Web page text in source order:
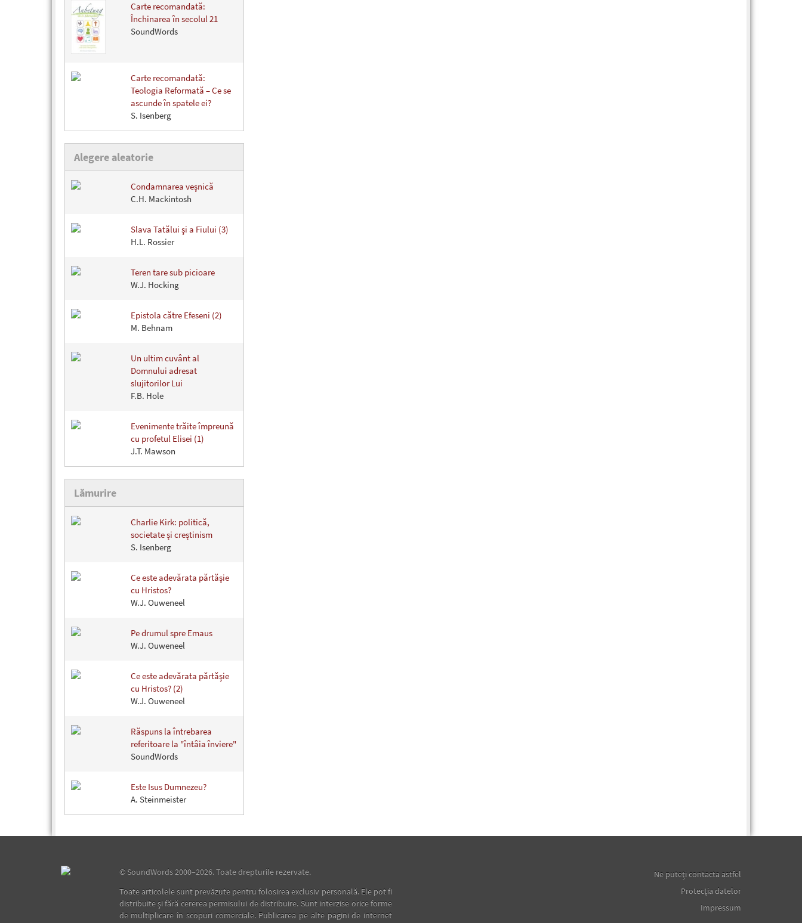
Carte recomandată:
Închinarea în secolul 21
SoundWords
Carte recomandată:
Teologia Reformată – Ce se
ascunde în spatele ei?
S. Isenberg
Alegere aleatorie
Condamnarea veşnică
C.H. Mackintosh
Slava Tatălui şi a Fiului (3)
H.L. Rossier
Teren tare sub picioare
W.J. Hocking
Epistola către Efeseni (2)
M. Behnam
Un ultim cuvânt al
Domnului adresat
slujitorilor Lui
F.B. Hole
Evenimente trăite împreună
cu profetul Elisei (1)
J.T. Mawson
Lămurire
Charlie Kirk: politică,
societate și creștinism
S. Isenberg
Ce este adevărata părtăşie
cu Hristos?
W.J. Ouweneel
Pe drumul spre Emaus
W.J. Ouweneel
Ce este adevărata părtăşie
cu Hristos? (2)
W.J. Ouweneel
Răspuns la întrebarea
referitoare la "întâia înviere"
SoundWords
Este Isus Dumnezeu?
A. Steinmeister
©SoundWords2000–2026. Toate drepturile rezervate.
Toate articolele sunt prevăzute pentru folosirea exclusiv personală. Ele pot fi
distribuite şi fără cererea permisului de distribuire. Sunt interzise orice forme
de multiplicare în scopuri comerciale. Publicarea pe alte pagini de internet
Ne puteţi contacta astfel
Protecţia datelor
Impressum